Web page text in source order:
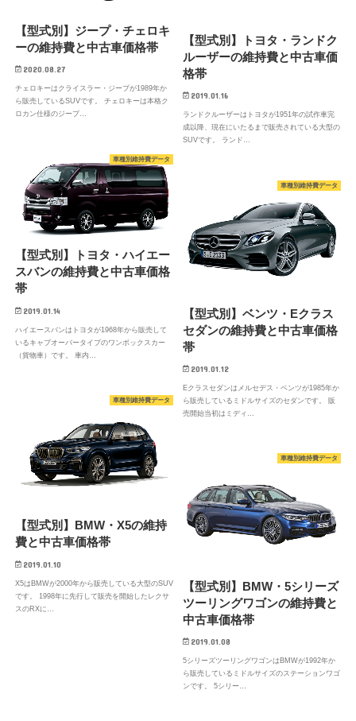
【型式別】ジープ・チェロキ
ーの維持費と中古車価格帯
2020.08.27
チェロキーはクライスラー・ジープが1989年か
ら販売しているSUVです。 チェロキーは本格ク
ロカン仕様のジープ…
【型式別】トヨタ・ランドク
ルーザーの維持費と中古車価
格帯
2019.01.16
ランドクルーザーはトヨタが1951年の試作車完
成以降、現在にいたるまで販売されている大型の
SUVです。 ランド…
車種別維持費データ
【型式別】トヨタ・ハイエー
スバンの維持費と中古車価格
帯
2019.01.14
ハイエースバンはトヨタが1968年から販売して
いるキャブオーバータイプのワンボックスカー
（貨物車）です。 車内…
車種別維持費データ
【型式別】ベンツ・Eクラス
セダンの維持費と中古車価格
帯
2019.01.12
Eクラスセダンはメルセデス・ベンツが1985年か
ら販売しているミドルサイズのセダンです。 販
売開始当初はミディ…
車種別維持費データ
【型式別】BMW・X5の維持
費と中古車価格帯
2019.01.10
X5はBMWが2000年から販売している大型のSUV
です。 1998年に先行して販売を開始したレクサ
スのRXに…
車種別維持費データ
【型式別】BMW・5シリーズ
ツーリングワゴンの維持費と
中古車価格帯
2019.01.08
5シリーズツーリングワゴンはBMWが1992年か
ら販売しているミドルサイズのステーションワゴ
ンです。 5シリー…